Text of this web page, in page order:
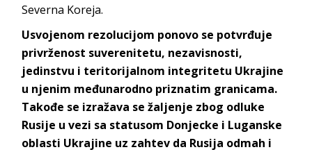
Severna Koreja.
Usvojenom rezolucijom ponovo se potvrđuje
privrženost suverenitetu, nezavisnosti,
jedinstvu i teritorijalnom integritetu Ukrajine
u njenim međunarodno priznatim granicama.
Takođe se izražava se žaljenje zbog odluke
Rusije u vezi sa statusom Donjecke i Luganske
oblasti Ukrajine uz zahtev da Rusija odmah i